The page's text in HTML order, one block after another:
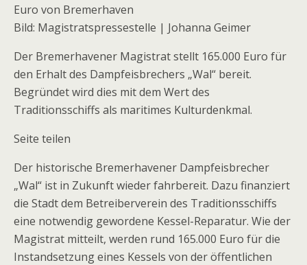
Euro von Bremerhaven
Bild: Magistratspressestelle | Johanna Geimer
Der Bremerhavener Magistrat stellt 165.000 Euro für
den Erhalt des Dampfeisbrechers „Wal“ bereit.
Begründet wird dies mit dem Wert des
Traditionsschiffs als maritimes Kulturdenkmal.
Seite teilen
Der historische Bremerhavener Dampfeisbrecher
„Wal“ ist in Zukunft wieder fahrbereit. Dazu finanziert
die Stadt dem Betreiberverein des Traditionsschiffs
eine notwendig gewordene Kessel-Reparatur. Wie der
Magistrat mitteilt, werden rund 165.000 Euro für die
Instandsetzung eines Kessels von der öffentlichen